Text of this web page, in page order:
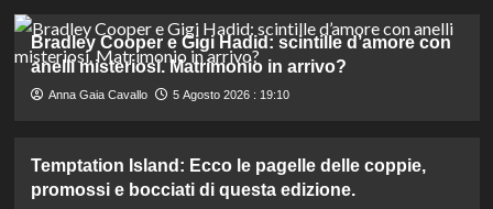
Bradley Cooper e Gigi Hadid: scintille d’amore con
anelli misteriosi. Matrimonio in arrivo?
Anna Gaia Cavallo 5 Agosto 2026 : 19:10
Temptation Island: Ecco le pagelle delle coppie,
promossi e bocciati di questa edizione.